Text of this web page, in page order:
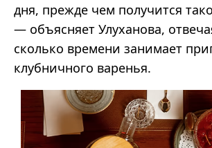
дня, прежде чем получится
— объясняет Улуханова,
сколько времени занимает
клубничного варенья.